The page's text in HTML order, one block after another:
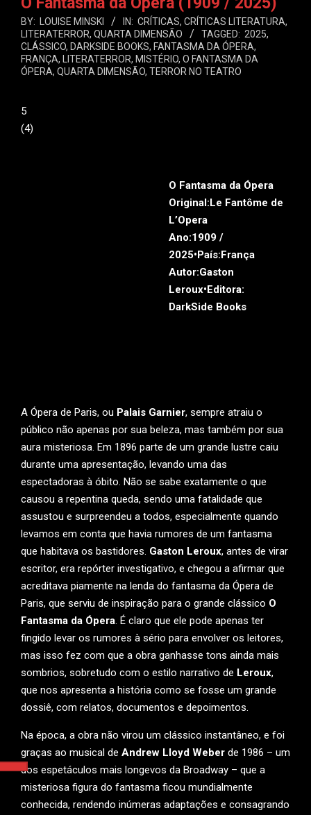
BY: LOUISE MINSKI IN: CRÍTICAS, CRÍTICAS LITERATURA,
LITERATERROR, QUARTA DIMENSÃO TAGGED: 2025,
CLÁSSICO, DARKSIDE BOOKS, FANTASMA DA ÓPERA,
FRANÇA, LITERATERROR, MISTÉRIO, O FANTASMA DA
ÓPERA, QUARTA DIMENSÃO, TERROR NO TEATRO
5
(4)
O Fantasma da Ópera
Original: Le Fantôme de
L’Opera
Ano:1909 /
2025• País: França
Autor:Gaston
Leroux• Editora:
DarkSide Books
A Ópera de Paris, ou Palais Garnier, sempre atraiu o
público não apenas por sua beleza, mas também por sua
aura misteriosa. Em 1896 parte de um grande lustre caiu
durante uma apresentação, levando uma das
espectadoras à óbito. Não se sabe exatamente o que
causou a repentina queda, sendo uma fatalidade que
assustou e surpreendeu a todos, especialmente quando
levamos em conta que havia rumores de um fantasma
que habitava os bastidores. Gaston Leroux, antes de virar
escritor, era repórter investigativo, e chegou a afirmar que
acreditava piamente na lenda do fantasma da Ópera de
Paris, que serviu de inspiração para o grande clássico O
Fantasma da Ópera. É claro que ele pode apenas ter
fingido levar os rumores à sério para envolver os leitores,
mas isso fez com que a obra ganhasse tons ainda mais
sombrios, sobretudo com o estilo narrativo de Leroux,
que nos apresenta a história como se fosse um grande
dossiê, com relatos, documentos e depoimentos.
Na época, a obra não virou um clássico instantâneo, e foi
graças ao musical de Andrew Lloyd Weber de 1986 – um
dos espetáculos mais longevos da Broadway – que a
misteriosa figura do fantasma ficou mundialmente
conhecida, rendendo inúmeras adaptações e consagrando